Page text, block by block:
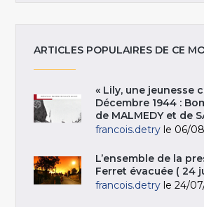
ARTICLES POPULAIRES DE CE
« Lily, une jeunesse
Décembre 1944 :
de MALMEDY et de
francois.detry le 06/
L’ensemble de la
Ferret évacuée ( 24
francois.detry le 24/